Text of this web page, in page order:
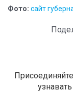
Фото: сайт